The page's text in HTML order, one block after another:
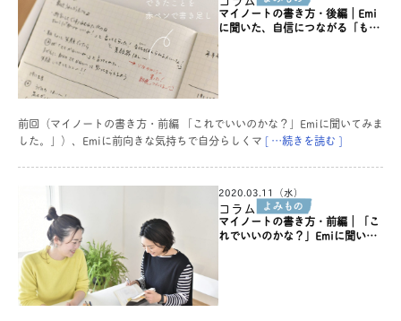
マイノートの書き方・後編｜Emi
に聞いた、自信につながる「もっ
前回（マイノートの書き方・前編 「これでいいのかな？」Emiに聞いてみま
した。」）、Emiに前向きな気持ちで自分らしくマ [ …続きを読む ]
2020.03.11（水）
コラム
マイノートの書き方・前編｜「こ
れでいいのかな？」Emiに聞いて